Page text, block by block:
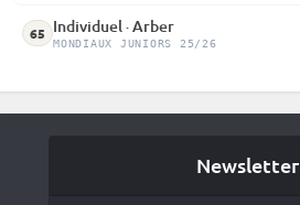
65 Individuel · Arber
MONDIAUX JUNIORS 25/26
Newsletter